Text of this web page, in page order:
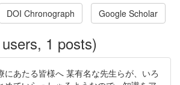
DOI Chronograph Google Scholar
1 posts)
にあたる皆様へ 某有名な先生らが、いろ